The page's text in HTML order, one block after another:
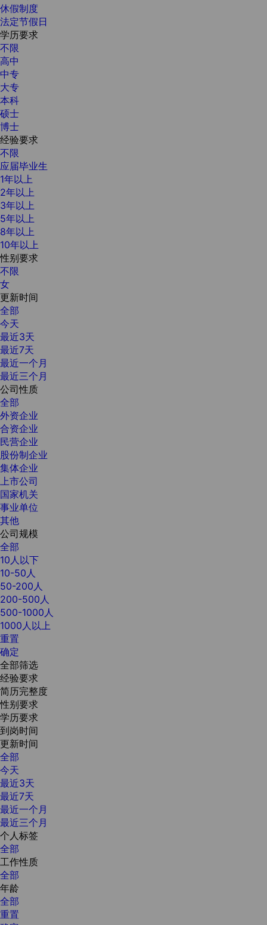
休假制度
法定节假日
学历要求
不限
高中
中专
大专
本科
硕士
博士
经验要求
不限
应届毕业生
1年以上
2年以上
3年以上
5年以上
8年以上
10年以上
性别要求
不限
女
更新时间
全部
今天
最近3天
最近7天
最近一个月
最近三个月
公司性质
全部
外资企业
合资企业
民营企业
股份制企业
集体企业
上市公司
国家机关
事业单位
其他
公司规模
全部
10人以下
10-50人
50-200人
200-500人
500-1000人
1000人以上
重置
确定
全部筛选
经验要求
简历完整度
性别要求
学历要求
到岗时间
更新时间
全部
今天
最近3天
最近7天
最近一个月
最近三个月
个人标签
全部
工作性质
全部
年龄
全部
重置